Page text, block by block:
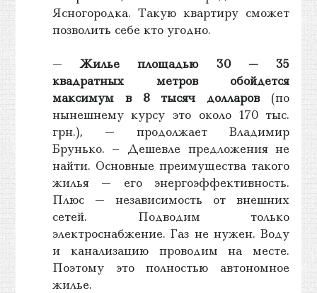
Ясногородка. Такую квартиру сможет
позволить себе кто угодно.
—Жилье площадью 30 — 35
квадратных метров обойдется
максимум в 8 тысяч долларов(по
нынешнему курсу это около 170 тыс.
грн.), — продолжает Владимир
Брунько. – Дешевле предложения не
найти. Основные преимущества такого
жилья — его энергоэффективность.
Плюс — независимость от внешних
сетей. Подводим только
электроснабжение. Газ не нужен. Воду
и канализацию проводим на месте.
Поэтому это полностью автономное
жилье.